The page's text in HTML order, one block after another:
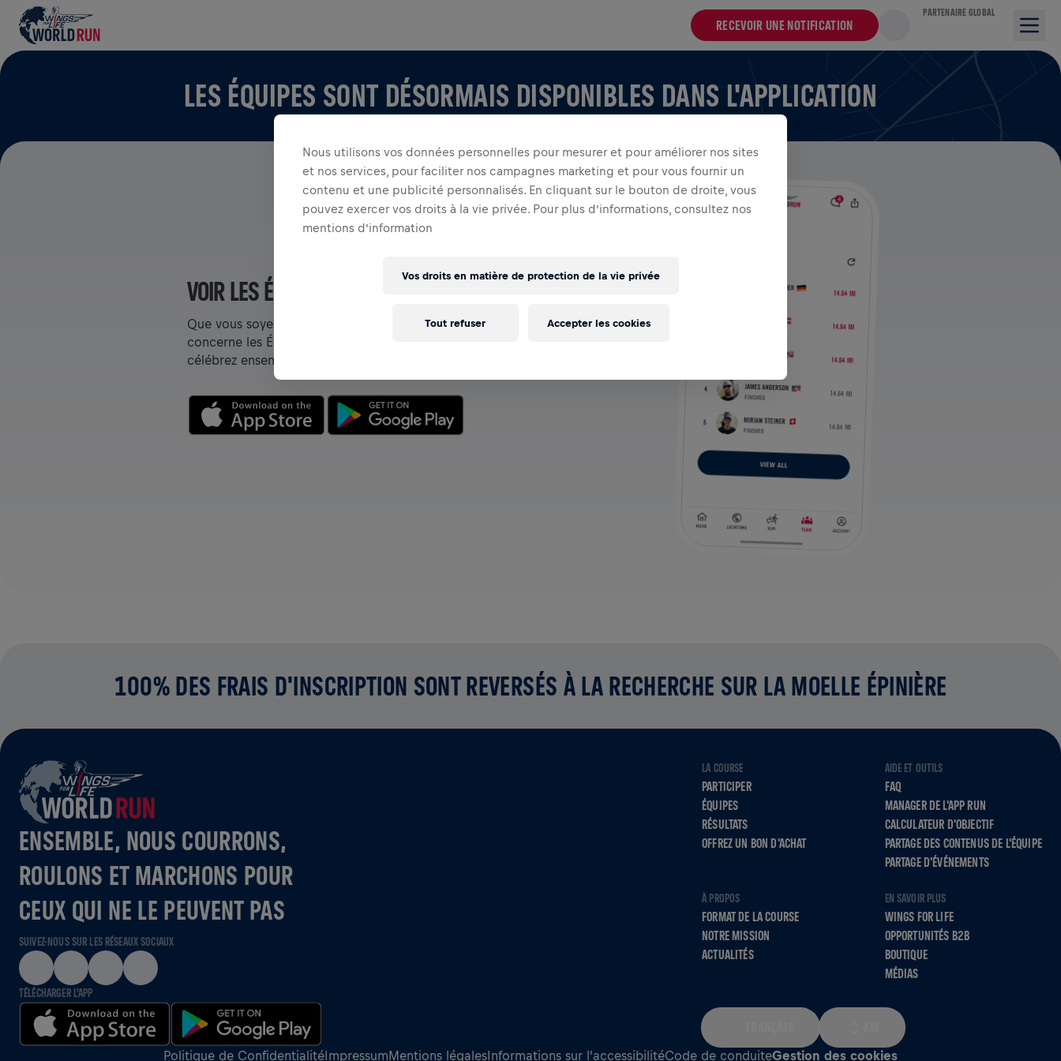
RECEVOIR UNE NOTIFICATION
PARTENAIRE GLOBAL
LES ÉQUIPES SONT DÉSORMAIS DISPONIBLES DANS L'APPLICATION
VOIR LES ÉQUIPES DANS L'APPLICATION
Que vous soyez dans une équipe ou en train de créer la vôtre, explorez tout ce qui
concerne les Équipes dans l'application—discutez, suivez votre classement et
célébrez ensemble.
100% DES FRAIS D'INSCRIPTION SONT REVERSÉS À LA RECHERCHE SUR LA MOELLE ÉPINIÈRE
ENSEMBLE, NOUS COURRONS,
ROULONS ET MARCHONS POUR
CEUX QUI NE LE PEUVENT PAS
SUIVEZ-NOUS SUR LES RÉSEAUX SOCIAUX
TÉLÉCHARGER L'APP
LA COURSE
PARTICIPER
ÉQUIPES
RÉSULTATS
OFFREZ UN BON D'ACHAT
AIDE ET OUTILS
FAQ
MANAGER DE L'APP RUN
CALCULATEUR D'OBJECTIF
PARTAGE DES CONTENUS DE L'ÉQUIPE
PARTAGE D'ÉVÉNEMENTS
À PROPOS
FORMAT DE LA COURSE
NOTRE MISSION
ACTUALITÉS
EN SAVOIR PLUS
WINGS FOR LIFE
OPPORTUNITÉS B2B
BOUTIQUE
MÉDIAS
Politique de ConfidentialitéImpressumMentions légalesInformations sur l'accessibilitéCode de conduiteGestion des cookies
Nous utilisons vos données personnelles pour mesurer et pour améliorer nos sites
et nos services, pour faciliter nos campagnes marketing et pour vous fournir un
contenu et une publicité personnalisés. En cliquant sur le bouton de droite, vous
pouvez exercer vos droits à la vie privée. Pour plus d’informations, consultez nos
mentions d’information
Vos droits en matière de protection de la vie privée
Tout refuser Accepter les cookies